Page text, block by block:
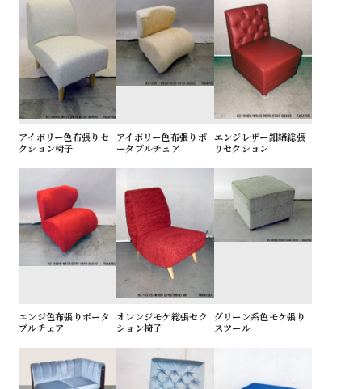
アイボリー色布張りセ
クション椅子
アイボリー色布張りポ
ータブルチェア
エンジレザー釦締総張
りセクション
エンジ色布張りポータ
ブルチェア
オレンジモケ総張セク
ション椅子
グリーン系色モケ張り
スツール